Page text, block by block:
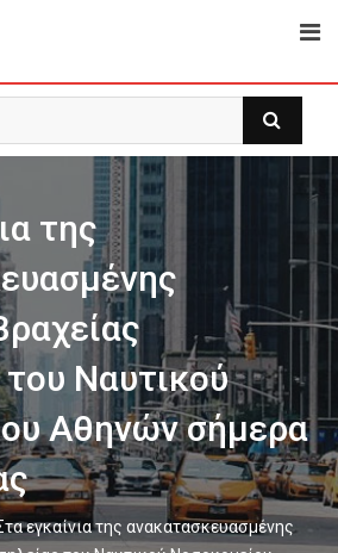
της
Ναυτικού
Αθηνών σήμερα
εγκαίνια της ανακατασκευασμένης